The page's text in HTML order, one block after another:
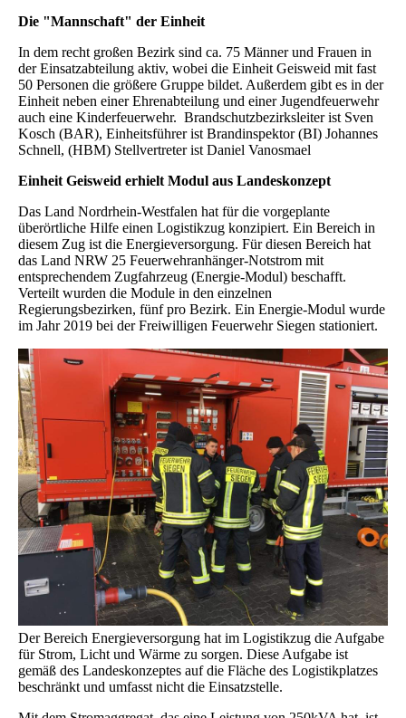
Die "Mannschaft" der Einheit
In dem recht großen Bezirk sind ca. 75 Männer und Frauen in
der Einsatzabteilung aktiv, wobei die Einheit Geisweid mit fast
50 Personen die größere Gruppe bildet. Außerdem gibt es in der
Einheit neben einer Ehrenabteilung und einer Jugendfeuerwehr
auch eine Kinderfeuerwehr. Brandschutzbezirksleiter ist Sven
Kosch (BAR), Einheitsführer ist Brandinspektor (BI) Johannes
Schnell, (HBM) Stellvertreter ist Daniel Vanosmael
Einheit Geisweid erhielt Modul aus Landeskonzept
Das Land Nordrhein-Westfalen hat für die vorgeplante
überörtliche Hilfe einen Logistikzug konzipiert. Ein Bereich in
diesem Zug ist die Energieversorgung. Für diesen Bereich hat
das Land NRW 25 Feuerwehranhänger-Notstrom mit
entsprechendem Zugfahrzeug (Energie-Modul) beschafft.
Verteilt wurden die Module in den einzelnen
Regierungsbezirken, fünf pro Bezirk. Ein Energie-Modul wurde
im Jahr 2019 bei der Freiwilligen Feuerwehr Siegen stationiert.
Der Bereich Energieversorgung hat im Logistikzug die Aufgabe
für Strom, Licht und Wärme zu sorgen. Diese Aufgabe ist
gemäß des Landeskonzeptes auf die Fläche des Logistikplatzes
beschränkt und umfasst nicht die Einsatzstelle.